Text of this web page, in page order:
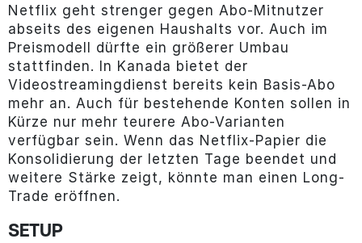
Netflix geht strenger gegen Abo-Mitnutzer
abseits des eigenen Haushalts vor. Auch im
Preismodell dürfte ein größerer Umbau
stattfinden. In Kanada bietet der
Videostreamingdienst bereits kein Basis-Abo
mehr an. Auch für bestehende Konten sollen in
Kürze nur mehr teurere Abo-Varianten
verfügbar sein. Wenn das Netflix-Papier die
Konsolidierung der letzten Tage beendet und
weitere Stärke zeigt, könnte man einen Long-
Trade eröffnen.
SETUP